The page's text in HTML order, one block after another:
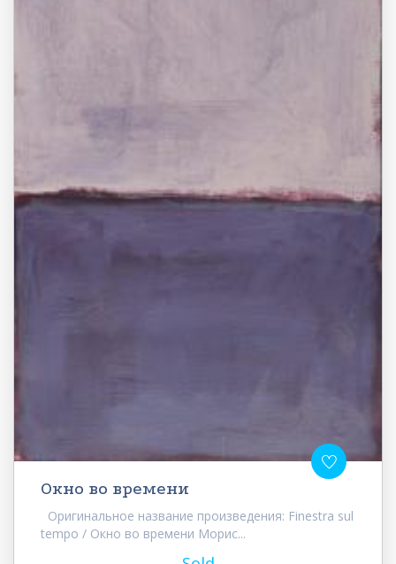
Окно во времени
Оригинальное название произведения: Finestra sul
tempo / Окно во времени Морис...